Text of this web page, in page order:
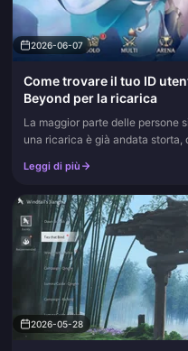
2026-06-07
Come trovare il tuo ID
Beyond per la ricarica
La maggior parte delle persone
una ricarica è già andata storta,
Leggi di più
2026-05-28